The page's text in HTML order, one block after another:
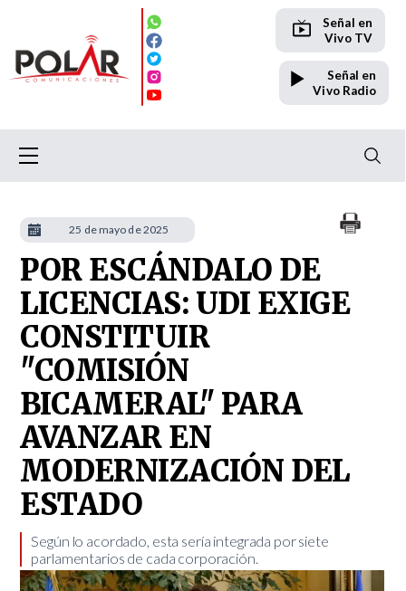
Señal en
Vivo TV
Señal en
Vivo Radio
POR ESCÁNDALO DE
LICENCIAS: UDI EXIGE
CONSTITUIR
"COMISIÓN
BICAMERAL" PARA
AVANZAR EN
MODERNIZACIÓN DEL
ESTADO
Según lo acordado, esta sería integrada por siete
parlamentarios de cada corporación. ​
25 de mayo de 2025